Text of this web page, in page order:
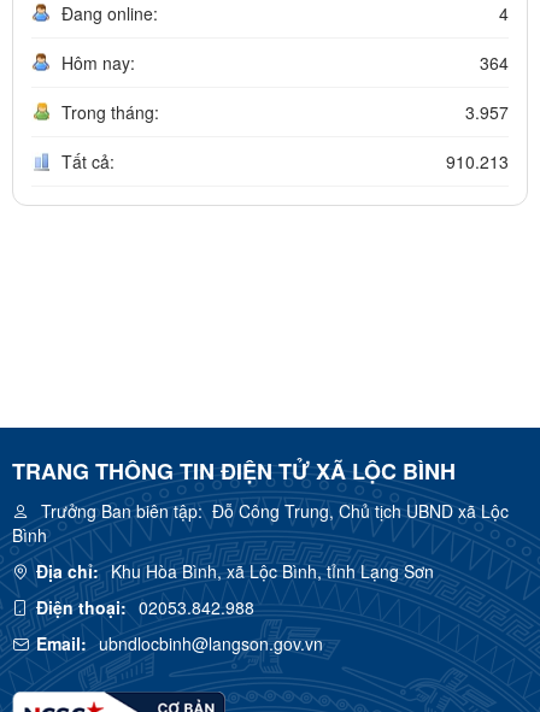
Đang online: 4
Hôm nay: 364
Trong tháng: 3.957
Tất cả: 910.213
TRANG THÔNG TIN ĐIỆN TỬ XÃ LỘC BÌNH
Trưởng Ban biên tập:Đỗ Công Trung, Chủ tịch UBND xã Lộc
Bình
Địa chỉ: Khu Hòa Bình, xã Lộc Bình, tỉnh Lạng Sơn
Điện thoại: 02053.842.988
Email: ubndlocbinh@langson.gov.vn